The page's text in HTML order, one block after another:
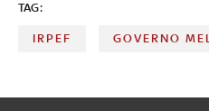
TAG:
IRPEF GOVERNO